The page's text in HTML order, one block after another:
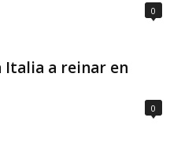
0
a reinar en
0